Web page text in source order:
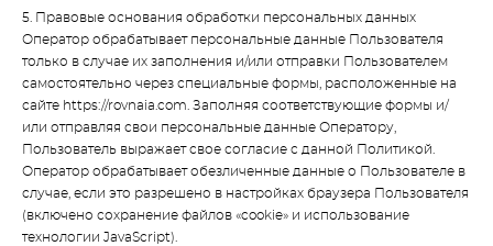
5. Правовые основания обработки персональных данных
Оператор обрабатывает персональные данные Пользователя
только в случае их заполнения и/или отправки Пользователем
самостоятельно через специальные формы, расположенные на
сайте https://rovnaia.com. Заполняя соответствующие формы и/
или отправляя свои персональные данные Оператору,
Пользователь выражает свое согласие с данной Политикой.
Оператор обрабатывает обезличенные данные о Пользователе в
случае, если это разрешено в настройках браузера Пользователя
(включено сохранение файлов «cookie» и использование
технологии JavaScript).